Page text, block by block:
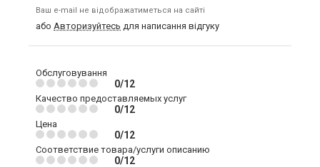
Ваш e-mail не відображатиметься на сайті
або Авторизуйтесь для написання відгуку
Обслуговування
0/12
Качество предоставляемых услуг
0/12
Цена
0/12
Соответствие товара/услуги описанию
0/12